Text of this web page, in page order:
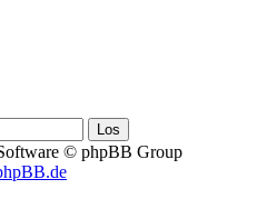
© phpBB Group